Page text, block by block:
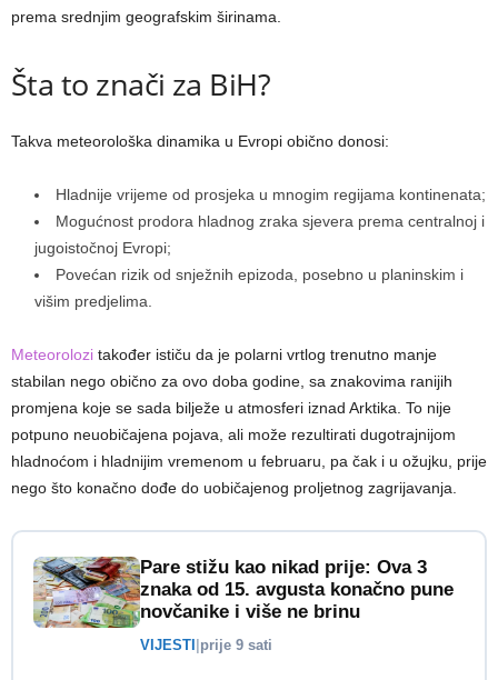
prema srednjim geografskim širinama.
Šta to znači za BiH?
Takva meteorološka dinamika u Evropi obično donosi:
Hladnije vrijeme od prosjeka u mnogim regijama kontinenata;
Mogućnost prodora hladnog zraka sjevera prema centralnoj i
jugoistočnoj Evropi;
Povećan rizik od snježnih epizoda, posebno u planinskim i
višim predjelima.
Meteorolozi također ističu da je polarni vrtlog trenutno manje
stabilan nego obično za ovo doba godine, sa znakovima ranijih
promjena koje se sada bilježe u atmosferi iznad Arktika. To nije
potpuno neuobičajena pojava, ali može rezultirati dugotrajnijom
hladnoćom i hladnijim vremenom u februaru, pa čak i u ožujku, prije
nego što konačno dođe do uobičajenog proljetnog zagrijavanja.
Pare stižu kao nikad prije: Ova 3
znaka od 15. avgusta konačno pune
novčanike i više ne brinu
VIJESTI prije 9 sati